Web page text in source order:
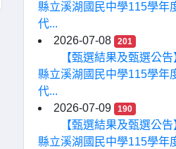
縣立溪湖國民中學115學年
代...
2026-07-08
201
【甄選結果及甄選公
縣立溪湖國民中學115學年
代...
2026-07-09
190
【甄選結果及甄選公
縣立溪湖國民中學115學年